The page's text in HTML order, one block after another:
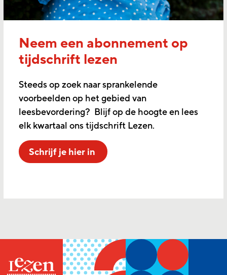
Neem een abonnement op
tijdschrift lezen
Steeds op zoek naar sprankelende
voorbeelden op het gebied van
leesbevordering? Blijf op de hoogte en lees
elk kwartaal ons tijdschrift Lezen.
Schrijf je hier in